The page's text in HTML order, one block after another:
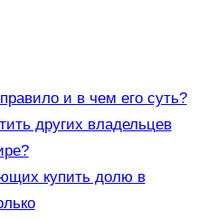
и в чем его суть?
других владельцев
купить долю в